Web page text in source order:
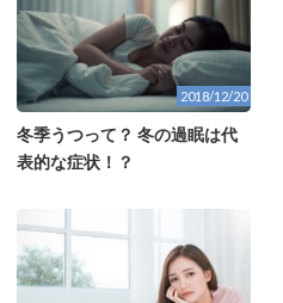
2018/12/20
冬季うつって？ 冬の過眠は代
表的な症状！？